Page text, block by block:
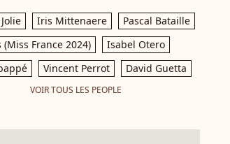
Iris Mittenaere
Pascal Bataille
(Miss France 2024)
Isabel Otero
Vincent Perrot David Guetta
VOIR TOUS LES PEOPLE